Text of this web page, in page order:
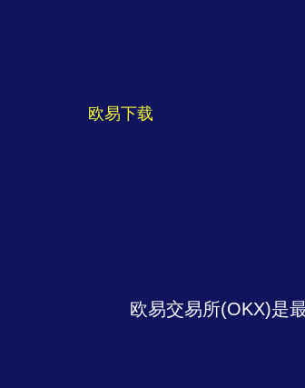
欧易下载
欧易交易所(OKX)是